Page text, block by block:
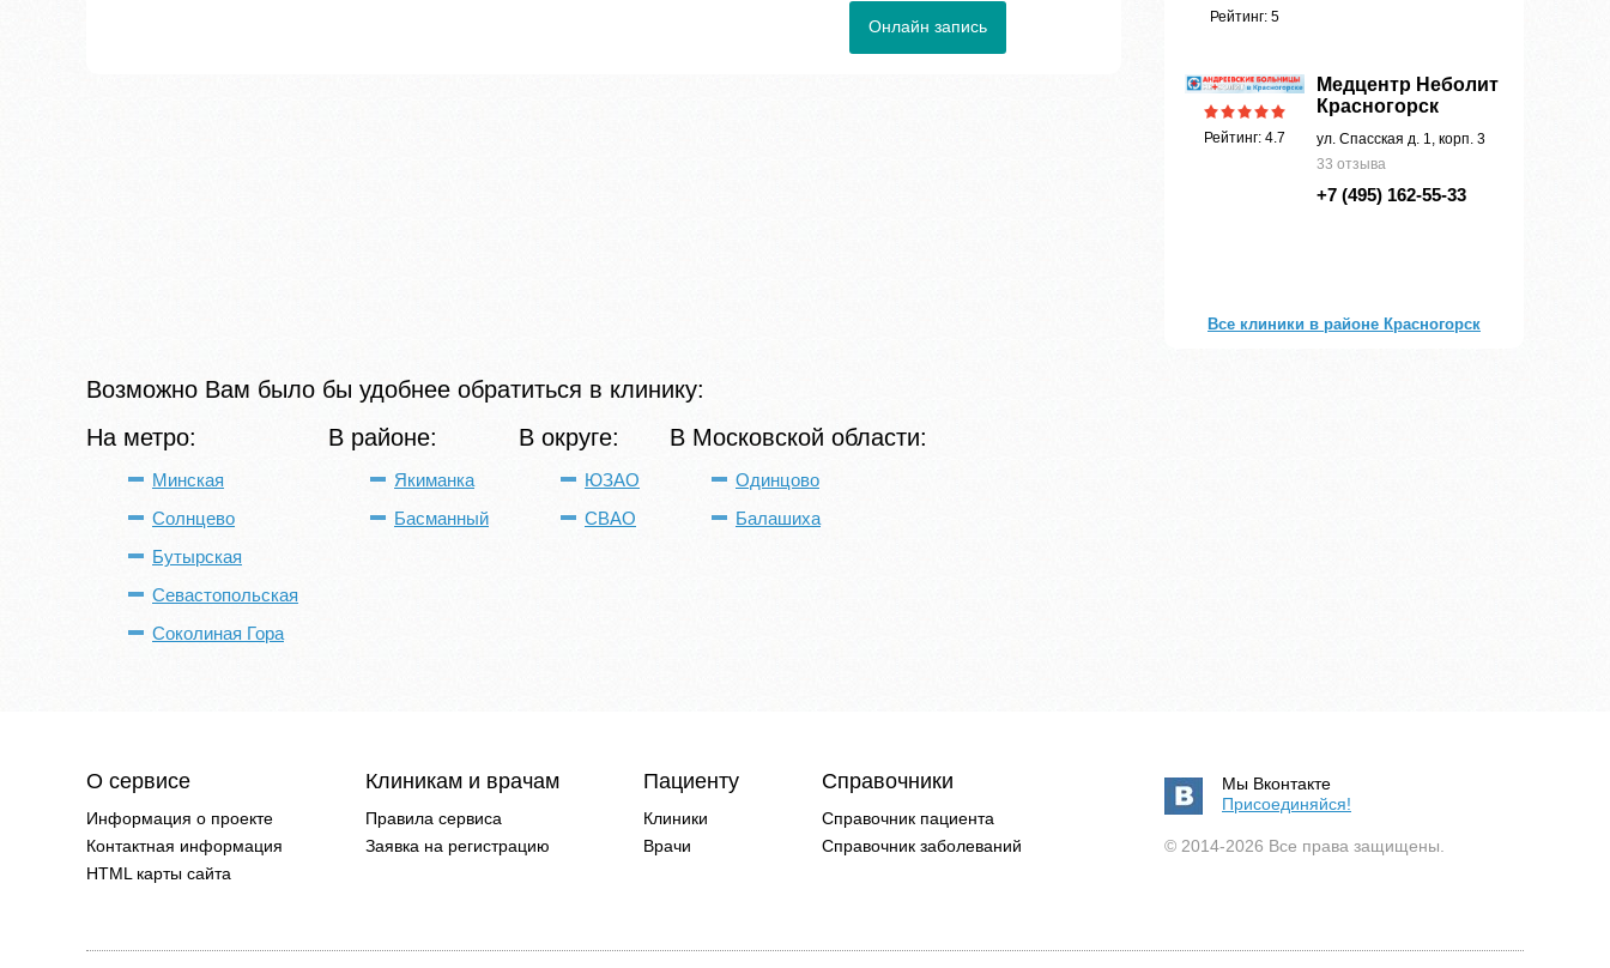
Онлайн запись Рейтинг: 5
Рейтинг: 4.7
Медцентр Неболит
Красногорск
ул. Спасская д. 1, корп. 3
33 отзыва
+7 (495) 162-55-33
Все клиники в районе Красногорск
Возможно Вам было бы удобнее обратиться в клинику:
На метро:
Минская
Солнцево
Бутырская
Севастопольская
Соколиная Гора
В районе:
Якиманка
Басманный
В округе:
ЮЗАО
СВАО
В Московской области:
Одинцово
Балашиха
О сервисе
Информация о проекте
Контактная информация
HTML карты сайта
Клиникам и врачам
Правила сервиса
Заявка на регистрацию
Пациенту
Клиники
Врачи
Справочники
Справочник пациента
Справочник заболеваний
Мы Вконтакте
Присоединяйся!
© 2014-2026 Все права защищены.